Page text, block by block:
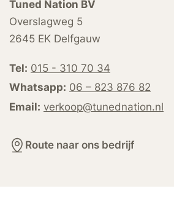
Tuned Nation BV
Overslagweg 5
2645 EK Delfgauw
Tel: 015 - 310 70 34
Whatsapp: 06 – 823 876 82
Email: verkoop@tunednation.nl
Route naar ons bedrijf